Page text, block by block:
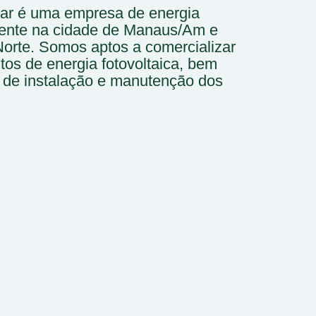
é uma empresa de energia
na cidade de Manaus/Am e
Somos aptos a comercializar
de energia fotovoltaica, bem
instalação e manutenção dos